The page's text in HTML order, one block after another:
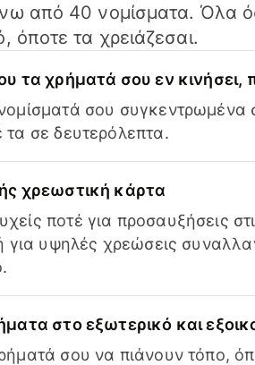
από 40 νομίσματα. Όλα
όποτε τα χρειάζεσαι.
τα χρήματά σου εν
σου συγκεντρωμένα
τα σε δευτερόλεπτα.
χρεωστική κάρτα
ποτέ για προσαυξήσεις
ή για υψηλές χρεώσεις
στο εξωτερικό και
σου να πιάνουν τόπο,